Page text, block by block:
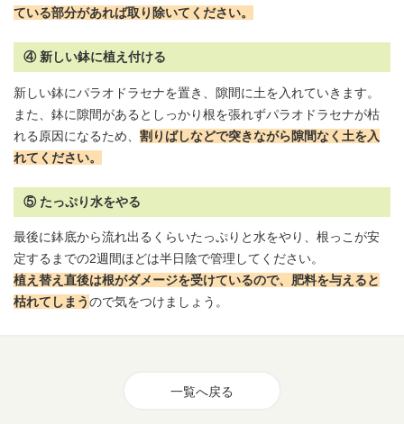
ている部分があれば取り除いてください。
④ 新しい鉢に植え付ける
新しい鉢にパラオドラセナを置き、隙間に土を入れていきます。
また、鉢に隙間があるとしっかり根を張れずパラオドラセナが枯
れる原因になるため、 割りばしなどで突きながら隙間なく土を入
れてください。
⑤ たっぷり水をやる
最後に鉢底から流れ出るくらいたっぷりと水をやり、根っこが安
定するまでの2週間ほどは半日陰で管理してください。
植え替え直後は根がダメージを受けているので、肥料を与えると
枯れてしまうので気をつけましょう。
一覧へ戻る